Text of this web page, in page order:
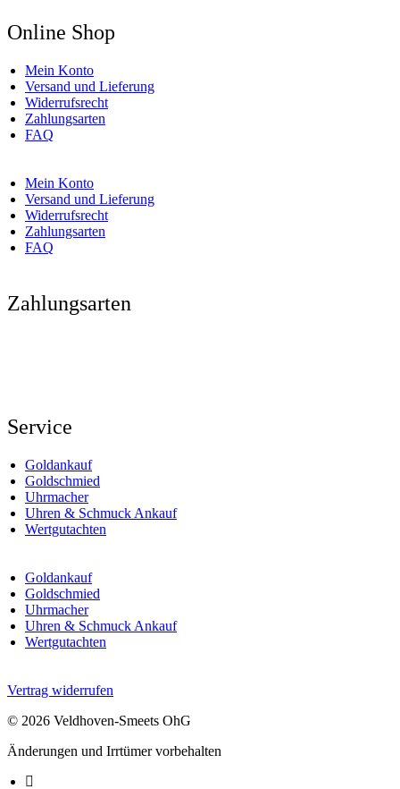
Online Shop
Mein Konto
Versand und Lieferung
Widerrufsrecht
Zahlungsarten
FAQ
Mein Konto
Versand und Lieferung
Widerrufsrecht
Zahlungsarten
FAQ
Zahlungsarten
Service
Goldankauf
Goldschmied
Uhrmacher
Uhren & Schmuck Ankauf
Wertgutachten
Goldankauf
Goldschmied
Uhrmacher
Uhren & Schmuck Ankauf
Wertgutachten
Vertrag widerrufen
© 2026 Veldhoven-Smeets OhG
Änderungen und Irrtümer vorbehalten